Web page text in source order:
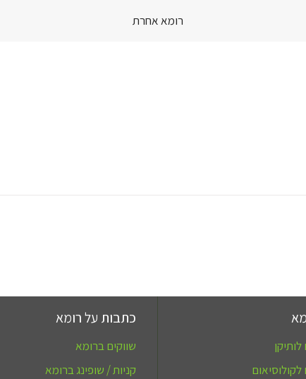
כתבות על רומא
שווקים ברומא
קניות / שופינג ברומא
רומא אחרת